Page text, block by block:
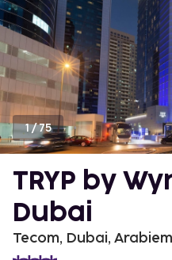
1/75
TRYP by
Dubai
Tecom, Dubai,